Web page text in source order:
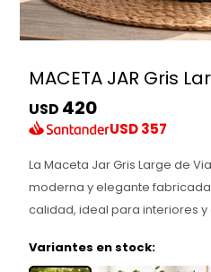
MACETA JAR Gris
USD 420
USD357
La Maceta Jar Gris Large de
moderna y elegante
calidad, ideal para interiores y
Variantes en stock: